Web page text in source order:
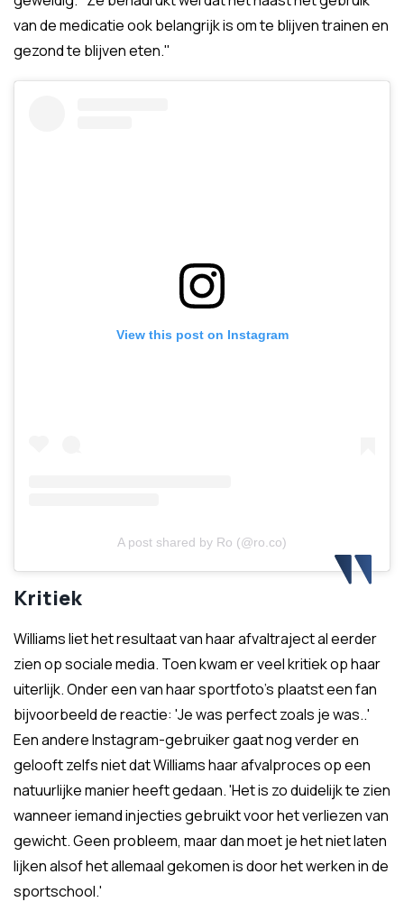
van de medicatie ook belangrijk is om te blijven trainen en
gezond te blijven eten."
View this post on Instagram
A post shared by Ro (@ro.co)
Kritiek
Williams liet het resultaat van haar afvaltraject al eerder
zien op sociale media. Toen kwam er veel kritiek op haar
uiterlijk. Onder een van haar sportfoto's plaatst een fan
bijvoorbeeld de reactie: 'Je was perfect zoals je was..'
Een andere Instagram-gebruiker gaat nog verder en
gelooft zelfs niet dat Williams haar afvalproces op een
natuurlijke manier heeft gedaan. 'Het is zo duidelijk te zien
wanneer iemand injecties gebruikt voor het verliezen van
gewicht. Geen probleem, maar dan moet je het niet laten
lijken alsof het allemaal gekomen is door het werken in de
sportschool.'